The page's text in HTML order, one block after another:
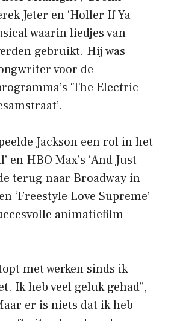
Jeter en ‘Holler If Ya
waarin liedjes van
gebruikt. Hij was
voor de
‘The Electric
Jackson een rol in het
en HBO Max’s ‘And Just
terug naar Broadway in
‘Freestyle Love Supreme’
animatiefilm
met werken sinds ik
Ik heb veel geluk gehad”,
er is niets dat ik heb